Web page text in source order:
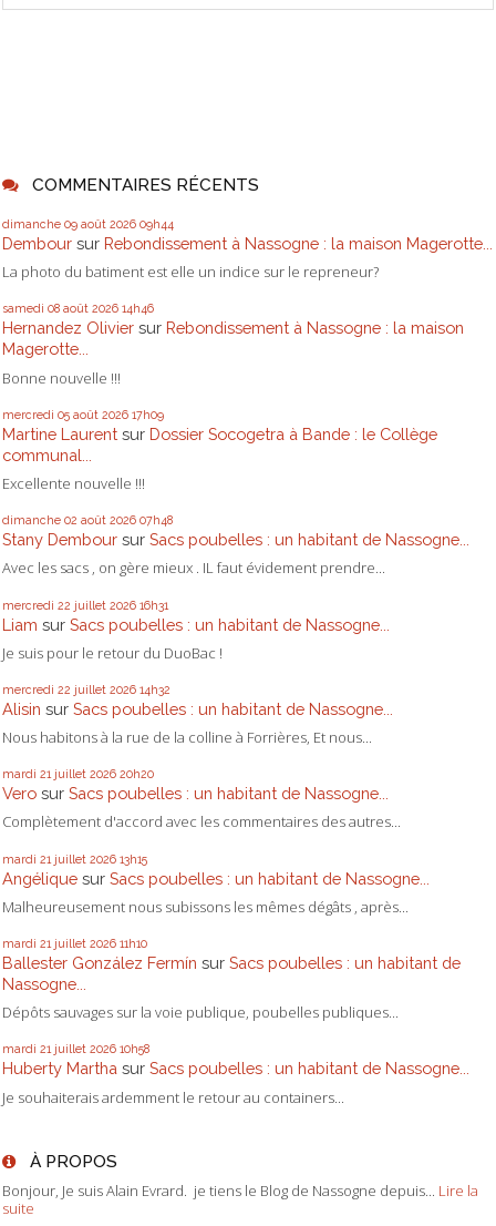
COMMENTAIRES RÉCENTS
dimanche 09 août 2026 09h44
Dembour sur Rebondissement à Nassogne : la maison Magerotte...
La photo du batiment est elle un indice sur le repreneur?
samedi 08 août 2026 14h46
Hernandez Olivier sur Rebondissement à Nassogne : la maison
Magerotte...
Bonne nouvelle !!!
mercredi 05 août 2026 17h09
Martine Laurent sur Dossier Socogetra à Bande : le Collège
communal...
Excellente nouvelle !!!
dimanche 02 août 2026 07h48
Stany Dembour sur Sacs poubelles : un habitant de Nassogne...
Avec les sacs , on gère mieux . IL faut évidement prendre...
mercredi 22 juillet 2026 16h31
Liam sur Sacs poubelles : un habitant de Nassogne...
Je suis pour le retour du DuoBac !
mercredi 22 juillet 2026 14h32
Alisin sur Sacs poubelles : un habitant de Nassogne...
Nous habitons à la rue de la colline à Forrières, Et nous...
mardi 21 juillet 2026 20h20
Vero sur Sacs poubelles : un habitant de Nassogne...
Complètement d'accord avec les commentaires des autres...
mardi 21 juillet 2026 13h15
Angélique sur Sacs poubelles : un habitant de Nassogne...
Malheureusement nous subissons les mêmes dégâts , après...
mardi 21 juillet 2026 11h10
Ballester González Fermín sur Sacs poubelles : un habitant de
Nassogne...
Dépôts sauvages sur la voie publique, poubelles publiques...
mardi 21 juillet 2026 10h58
Huberty Martha sur Sacs poubelles : un habitant de Nassogne...
Je souhaiterais ardemment le retour au containers...
À PROPOS
Bonjour, Je suis Alain Evrard. je tiens le Blog de Nassogne depuis... Lire la
suite